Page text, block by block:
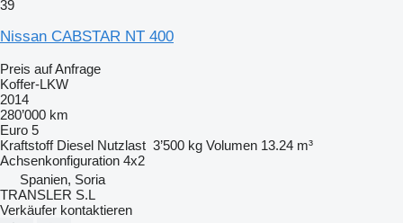
39
Nissan CABSTAR NT 400
Preis auf Anfrage
Koffer-LKW
2014
280’000 km
Euro 5
Kraftstoff Diesel Nutzlast 3’500 kg Volumen 13.24 m³
Achsenkonfiguration 4x2
Spanien, Soria
TRANSLER S.L
Verkäufer kontaktieren